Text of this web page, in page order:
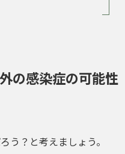
の感染症の可能性
う？と考えましょう。